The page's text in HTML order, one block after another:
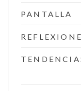
PANTALLA